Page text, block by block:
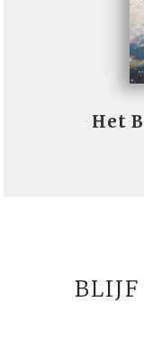
Het
BLIJF